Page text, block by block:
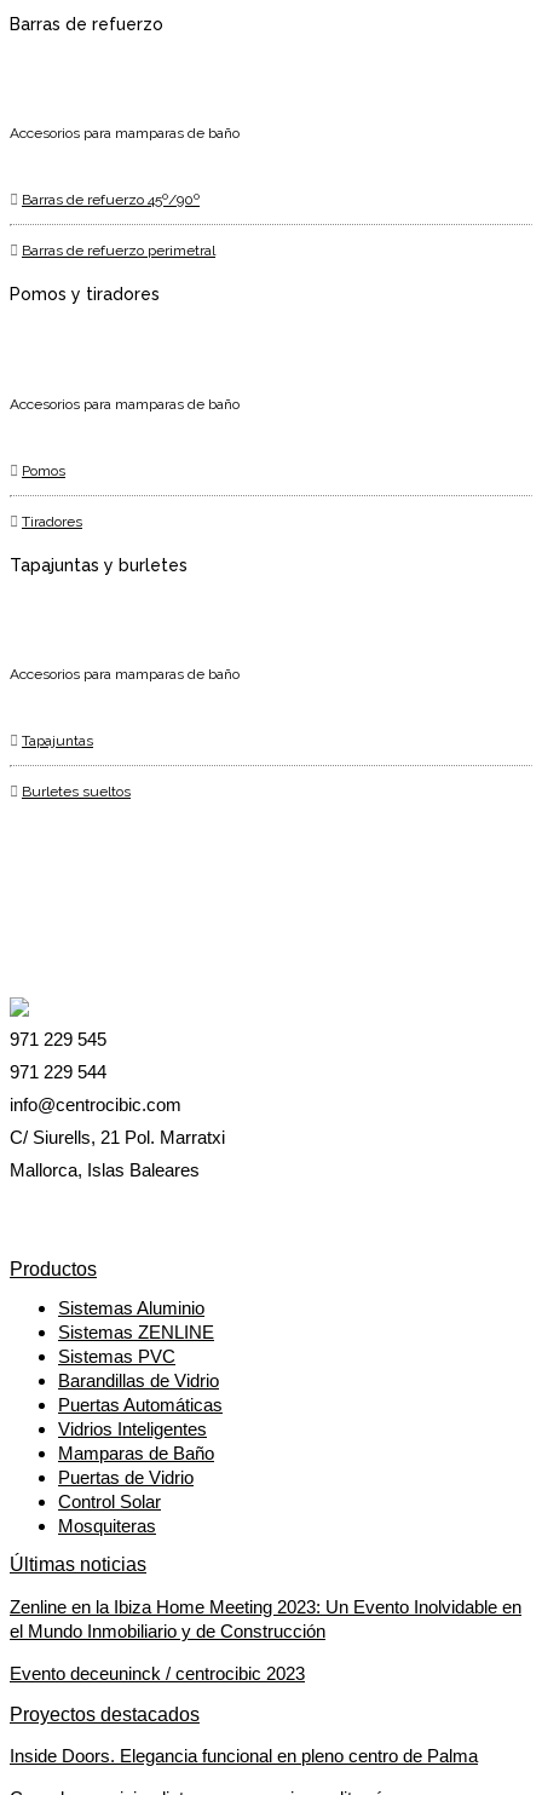
Barras de refuerzo
Accesorios para mamparas de baño
Barras de refuerzo 45º/90º
Barras de refuerzo perimetral
Pomos y tiradores
Accesorios para mamparas de baño
Pomos
Tiradores
Tapajuntas y burletes
Accesorios para mamparas de baño
Tapajuntas
Burletes sueltos
971 229 545
971 229 544
info@centrocibic.com
C/ Siurells, 21 Pol. Marratxi
Mallorca, Islas Baleares
Productos
Sistemas Aluminio
Sistemas ZENLINE
Sistemas PVC
Barandillas de Vidrio
Puertas Automáticas
Vidrios Inteligentes
Mamparas de Baño
Puertas de Vidrio
Control Solar
Mosquiteras
Últimas noticias
Zenline en la Ibiza Home Meeting 2023: Un Evento Inolvidable en
el Mundo Inmobiliario y de Construcción
Evento deceuninck / centrocibic 2023
Proyectos destacados
Inside Doors. Elegancia funcional en pleno centro de Palma